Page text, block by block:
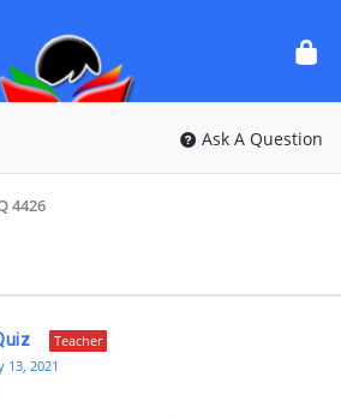
Ask A Question
4426
Teacher
13, 2021